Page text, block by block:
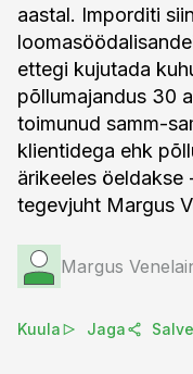
aastal. Imporditi
ettegi kujutada
põllumajandus 30
toimunud samm-
klientidega ehk
ärikeeles öeldakse
tegevjuht Margus
Margus
Kuula Jaga